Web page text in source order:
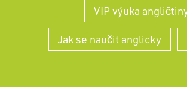
VIP výuka
Jak se naučit anglicky